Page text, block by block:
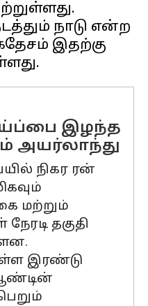
நாடு என்ற
இதற்கு
இழந்த
அயர்லாந்து
நிகர ரன்
மற்றும்
தகுதி
இரண்டு